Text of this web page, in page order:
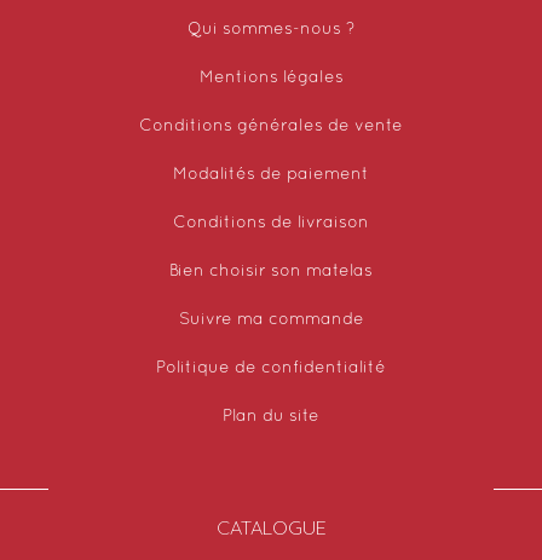
Qui sommes-nous ?
Mentions légales
Conditions générales de vente
Modalités de paiement
Conditions de livraison
Bien choisir son matelas
Suivre ma commande
Politique de confidentialité
Plan du site
CATALOGUE